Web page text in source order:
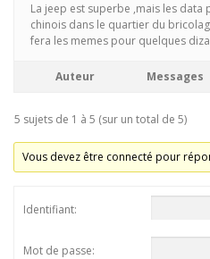
La jeep est superbe ,mais les
chinois dans le quartier du
fera les memes pour quelques
Auteur Messages
5 sujets de 1 à 5 (sur un total de 5)
Vous devez être connecté pour
Identifiant:
Mot de passe: